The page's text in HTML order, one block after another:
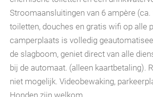
Stroomaansluitingen van 6 ampère (ca.
toiletten, douches en gratis wifi op alle
camperplaats is volledig
de slagboom, geniet direct van alle
bij de automaat. (alleen kaartbetaling).
niet mogelijk. Videobewaking,
Honden zijn welkom.